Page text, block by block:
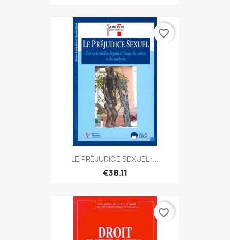
LE PRÉJUDICE SEXUEL :...
€38.11
favorite_border
favorite_border